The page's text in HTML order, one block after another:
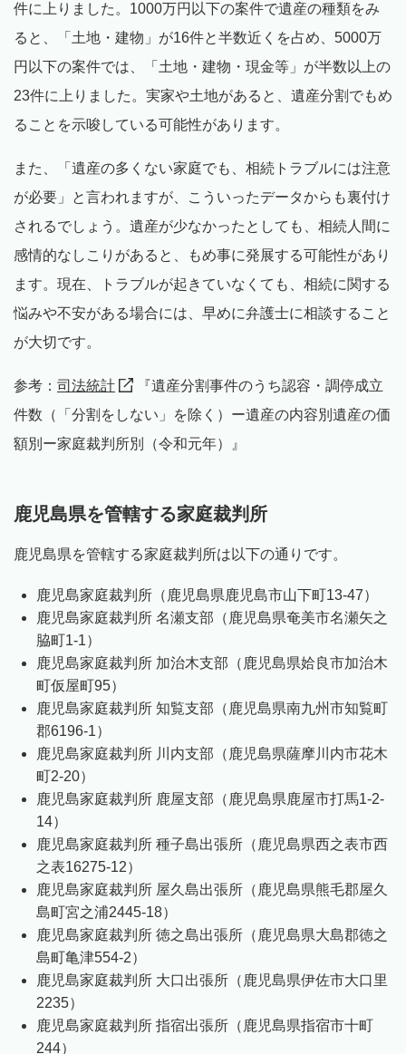
件に上りました。1000万円以下の案件で遺産の種類をみ
ると、「土地・建物」が16件と半数近くを占め、5000万
円以下の案件では、「土地・建物・現金等」が半数以上の
23件に上りました。実家や土地があると、遺産分割でもめ
ることを示唆している可能性があります。
また、「遺産の多くない家庭でも、相続トラブルには注意
が必要」と言われますが、こういったデータからも裏付け
されるでしょう。遺産が少なかったとしても、相続人間に
感情的なしこりがあると、もめ事に発展する可能性があり
ます。現在、トラブルが起きていなくても、相続に関する
悩みや不安がある場合には、早めに弁護士に相談すること
が大切です。
参考： 司法統計
『遺産分割事件のうち認容・調停成立
件数（「分割をしない」を除く）ー遺産の内容別遺産の価
額別ー家庭裁判所別（令和元年）』
鹿児島県を管轄する家庭裁判所
鹿児島県を管轄する家庭裁判所は以下の通りです。
鹿児島家庭裁判所（鹿児島県鹿児島市山下町13-47）
鹿児島家庭裁判所 名瀬支部（鹿児島県奄美市名瀬矢之
脇町1-1）
鹿児島家庭裁判所 加治木支部（鹿児島県姶良市加治木
町仮屋町95）
鹿児島家庭裁判所 知覧支部（鹿児島県南九州市知覧町
郡6196-1）
鹿児島家庭裁判所 川内支部（鹿児島県薩摩川内市花木
町2-20）
鹿児島家庭裁判所 鹿屋支部（鹿児島県鹿屋市打馬1-2-
14）
鹿児島家庭裁判所 種子島出張所（鹿児島県西之表市西
之表16275-12）
鹿児島家庭裁判所 屋久島出張所（鹿児島県熊毛郡屋久
島町宮之浦2445-18）
鹿児島家庭裁判所 徳之島出張所（鹿児島県大島郡徳之
島町亀津554-2）
鹿児島家庭裁判所 大口出張所（鹿児島県伊佐市大口里
2235）
鹿児島家庭裁判所 指宿出張所（鹿児島県指宿市十町
244）